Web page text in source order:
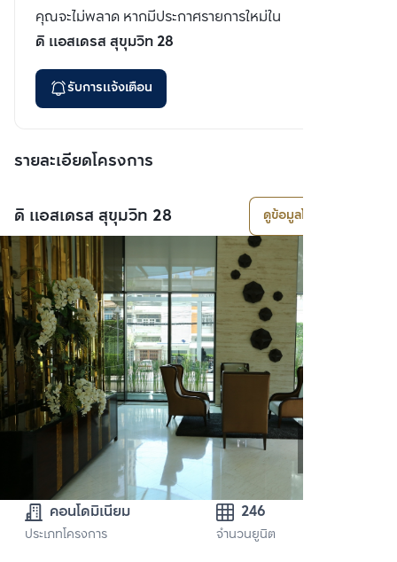
คุณจะไม่พลาด หากมีประกาศรายการใหม่ใน
ดิ แอสเดรส สุขุมวิท 28
รับการแจ้งเตือน
รายละเอียดโครงการ
ดิ แอสเดรส สุขุมวิท 28 ดูข้อมูลโครงการ
คอนโดมิเนียม
ประเภทโครงการ
246
จำนวนยูนิต